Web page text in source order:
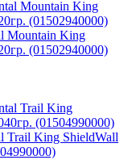
Mountain King
(01502940000)
Trail King ShieldWall